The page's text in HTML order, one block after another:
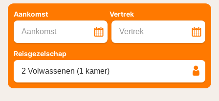
Aankomst Vertrek
Aankomst Vertrek
Reisgezelschap
2 Volwassenen (1 kamer)